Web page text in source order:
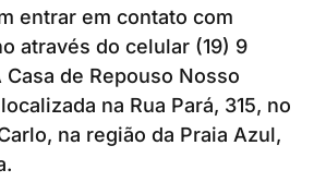
entrar em contato com
através do celular (19) 9
de Repouso Nosso
na Rua Pará, 315, no
na região da Praia Azul,